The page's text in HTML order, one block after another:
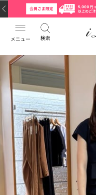
メニュー 検索